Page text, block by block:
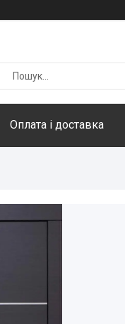
Оплата і доставка